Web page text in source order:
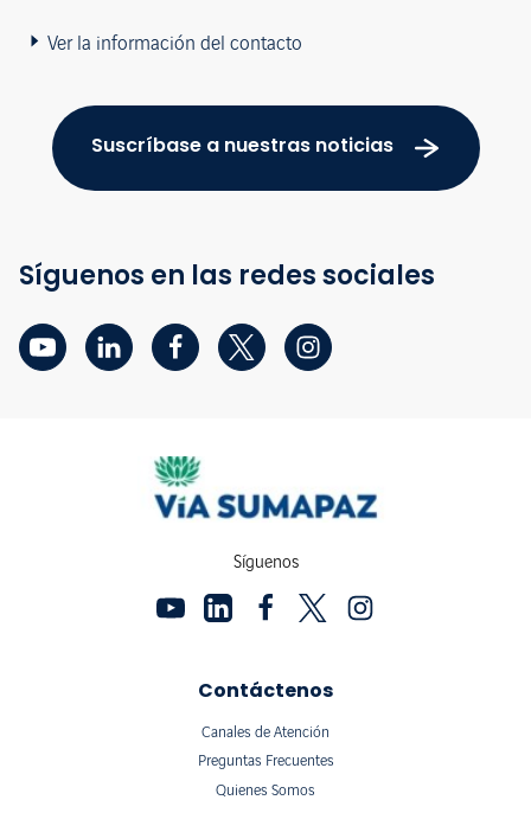
Ver la información del contacto
Suscríbase a nuestras noticias
Síguenos en las redes sociales
Síguenos
Contáctenos
Canales de Atención
Preguntas Frecuentes
Quienes Somos